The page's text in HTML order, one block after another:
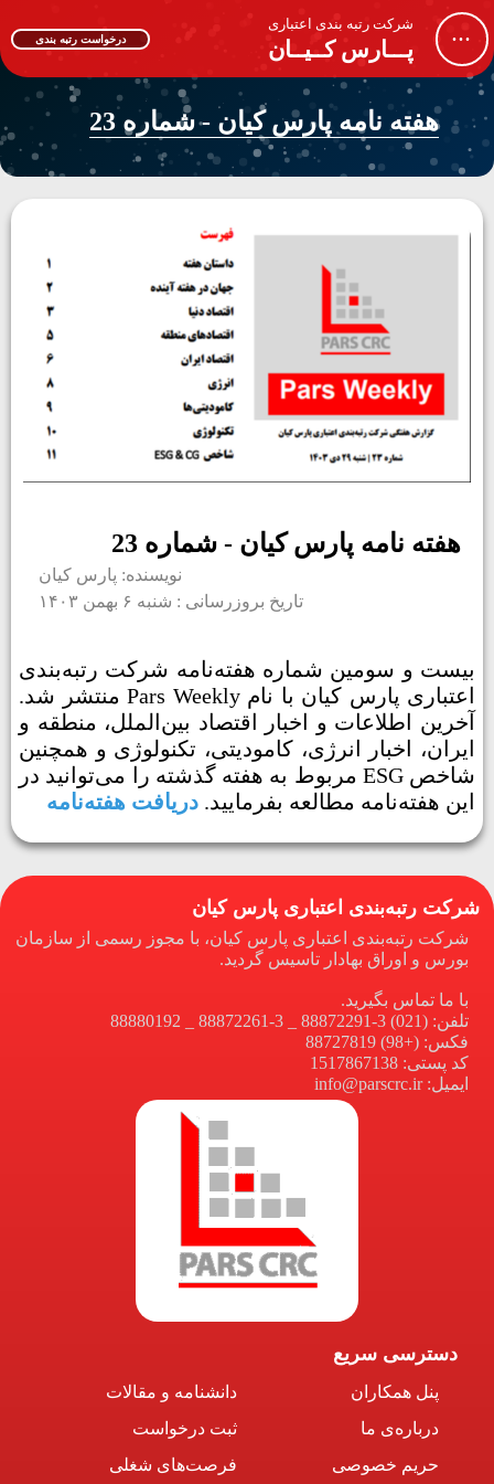
...
شرکت رتبه بندی اعتباری
پـــارس کــیــان درخواست رتبه بندی
هفته نامه پارس کیان - شماره 23
هفته نامه پارس کیان - شماره 23
نویسنده: پارس کیان
تاریخ بروزرسانی : شنبه ۶ بهمن ۱۴۰۳
بیست و سومین شماره هفته‌نامه شرکت رتبه‌بندی
اعتباری پارس کیان با نام Pars Weekly منتشر شد.
آخرین اطلاعات و اخبار اقتصاد بین‌الملل، منطقه و
ایران، اخبار انرژی، کامودیتی، تکنولوژی و همچنین
شاخص ESG مربوط به هفته گذشته را می‌توانید در
این هفته‌نامه مطالعه بفرمایید. دریافت هفته‌نامه
شرکت رتبه‌بندی اعتباری پارس کیان
شرکت رتبه‌بندی اعتباری پارس کیان، با مجوز رسمی از سازمان
بورس و اوراق بهادار تاسیس گردید.
با ما تماس بگیرید.
تلفن: (021) 3-88872291 _ 3-88872261 _ 88880192
فکس: (+98) 88727819
کد پستی: 1517867138
ایمیل: info@parscrc.ir
دسترسی سریع
پنل همکاران
درباره‌ی ما
حریم خصوصی
دانشنامه و مقالات
ثبت درخواست
فرصت‌های شغلی